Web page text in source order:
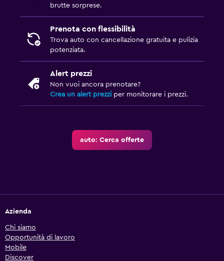
brutte sorprese.
Prenota con flessibilità
Trova auto con cancellazione gratuita e pulizia
potenziata.
Alert prezzi
Non vuoi ancora prenotare?
Crea un alert prezzi per monitorare i prezzi.
auto: Cerca offerte
Azienda
Chi siamo
Opportunità di lavoro
Mobile
Discover